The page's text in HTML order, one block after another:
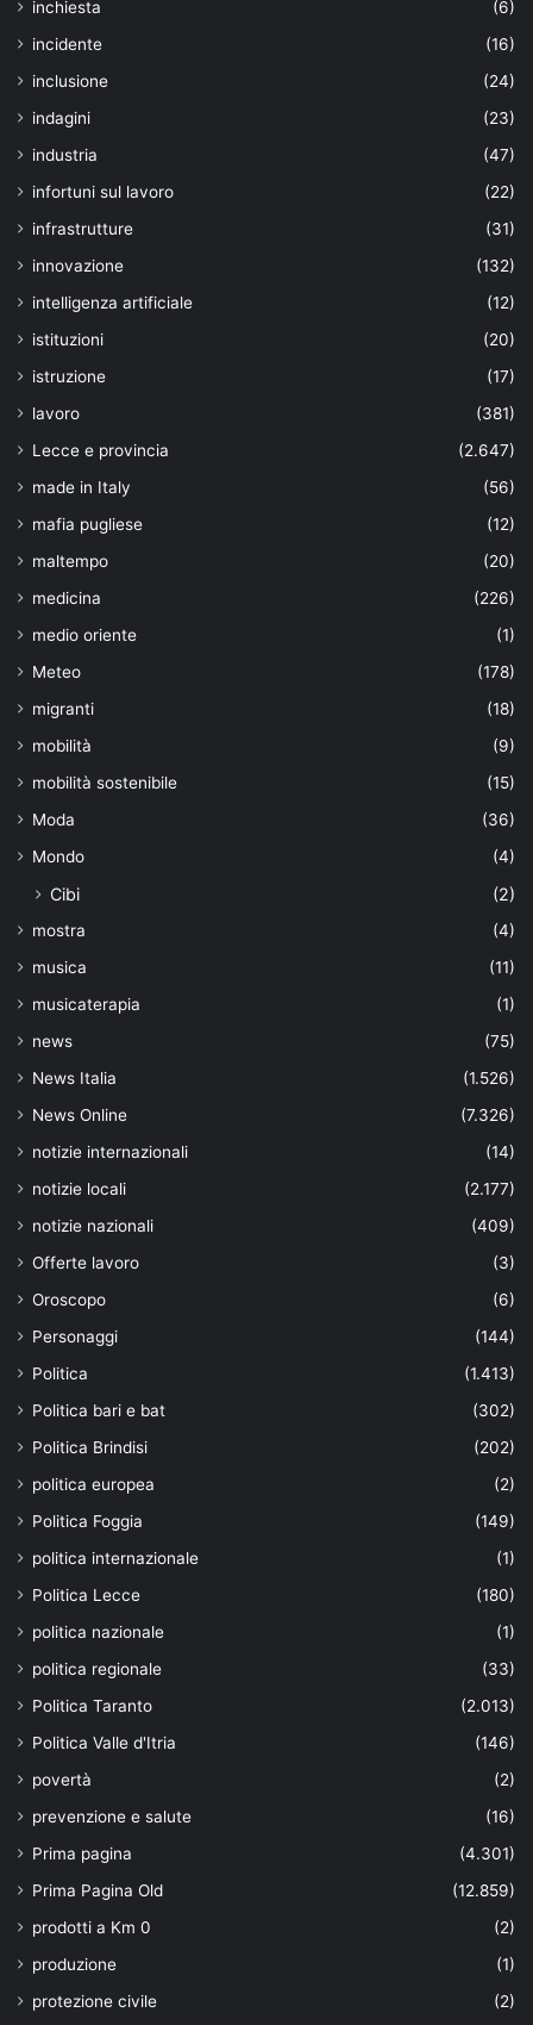
inchiesta
(6)
incidente
(16)
inclusione
(24)
indagini
(23)
industria
(47)
infortuni sul lavoro
(22)
infrastrutture
(31)
innovazione
(132)
intelligenza artificiale
(12)
istituzioni
(20)
istruzione
(17)
lavoro
(381)
Lecce e provincia
(2.647)
made in Italy
(56)
mafia pugliese
(12)
maltempo
(20)
medicina
(226)
medio oriente
(1)
Meteo
(178)
migranti
(18)
mobilità
(9)
mobilità sostenibile
(15)
Moda
(36)
Mondo
(4)
Cibi (2)
mostra
(4)
musica
(11)
musicaterapia
(1)
news
(75)
News Italia
(1.526)
News Online
(7.326)
notizie internazionali
(14)
notizie locali
(2.177)
notizie nazionali
(409)
Offerte lavoro
(3)
Oroscopo
(6)
Personaggi
(144)
Politica
(1.413)
Politica bari e bat
(302)
Politica Brindisi
(202)
politica europea
(2)
Politica Foggia
(149)
politica internazionale
(1)
Politica Lecce
(180)
politica nazionale
(1)
politica regionale
(33)
Politica Taranto
(2.013)
Politica Valle d'Itria
(146)
povertà
(2)
prevenzione e salute
(16)
Prima pagina
(4.301)
Prima Pagina Old
(12.859)
prodotti a Km 0
(2)
produzione
(1)
protezione civile
(2)